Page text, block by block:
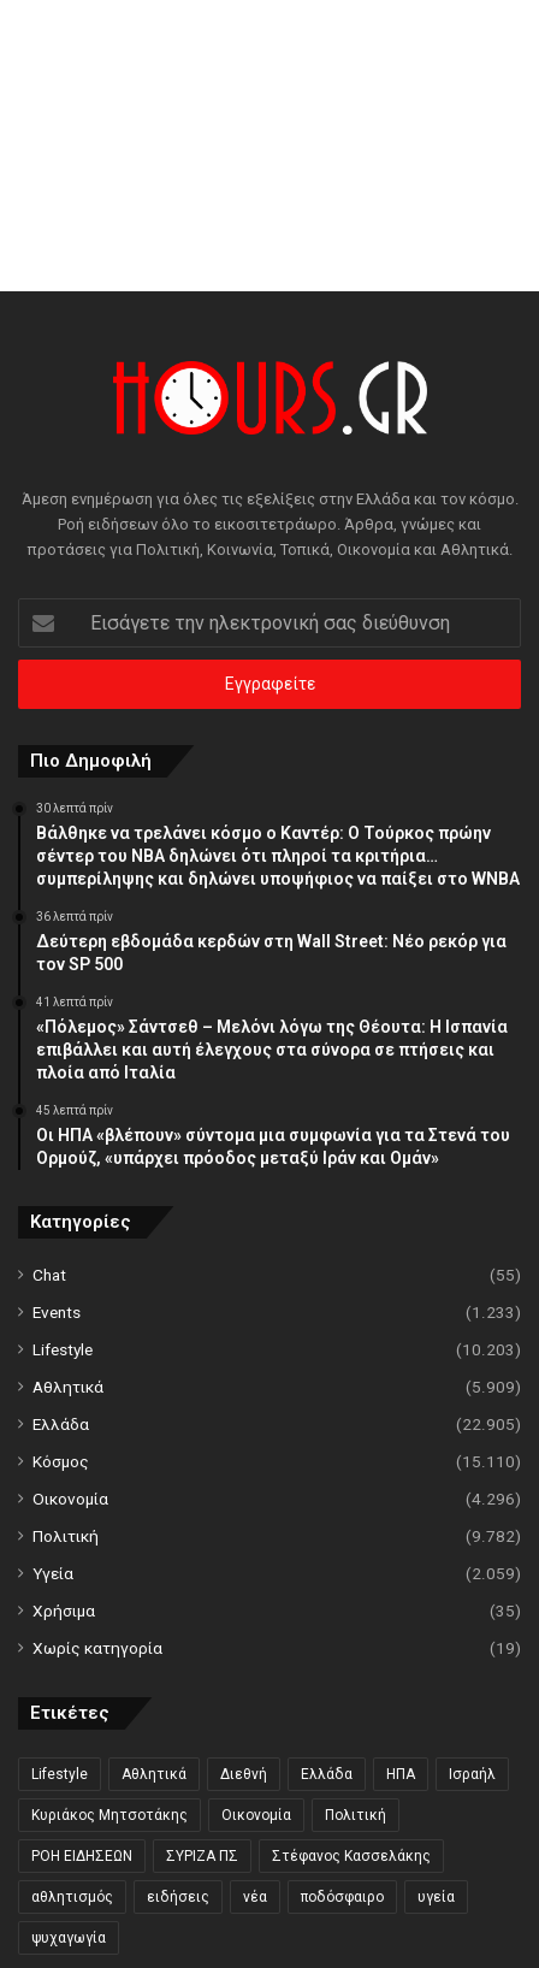
Άμεση ενημέρωση για όλες τις εξελίξεις στην Ελλάδα και τον κόσμο.
Ροή ειδήσεων όλο το εικοσιτετράωρο. Άρθρα, γνώμες και
προτάσεις για Πολιτική, Κοινωνία, Τοπικά, Οικονομία και Αθλητικά.
Εισάγετε
την
ηλεκτρονική
διεύθυνση
Πιο Δημοφιλή
30 λεπτά πρίν
Βάλθηκε να τρελάνει κόσμο ο Καντέρ: Ο Τούρκος πρώην
σέντερ του NBA δηλώνει ότι πληροί τα κριτήρια…
συμπερίληψης και δηλώνει υποψήφιος να παίξει στο WNBA
36 λεπτά πρίν
Δεύτερη εβδομάδα κερδών στη Wall Street: Νέο ρεκόρ για
τον SP 500
41 λεπτά πρίν
«Πόλεμος» Σάντσεθ – Μελόνι λόγω της Θέουτα: Η Ισπανία
επιβάλλει και αυτή έλεγχους στα σύνορα σε πτήσεις και
πλοία από Ιταλία
45 λεπτά πρίν
Οι ΗΠΑ «βλέπουν» σύντομα μια συμφωνία για τα Στενά του
Ορμούζ, «υπάρχει πρόοδος μεταξύ Ιράν και Ομάν»
Κατηγορίες
Chat
(55)
Events
(1.233)
Lifestyle
(10.203)
Αθλητικά
(5.909)
Ελλάδα
(22.905)
Κόσμος
(15.110)
Οικονομία
(4.296)
Πολιτική
(9.782)
Υγεία
(2.059)
Χρήσιμα
(35)
Χωρίς κατηγορία
(19)
Ετικέτες
Lifestyle Αθλητικά Διεθνή Ελλάδα ΗΠΑ Ισραήλ
Κυριάκος Μητσοτάκης Οικονομία Πολιτική
ΡΟΗ ΕΙΔΗΣΕΩΝ ΣΥΡΙΖΑ ΠΣ Στέφανος Κασσελάκης
αθλητισμός ειδήσεις νέα ποδόσφαιρο υγεία
ψυχαγωγία